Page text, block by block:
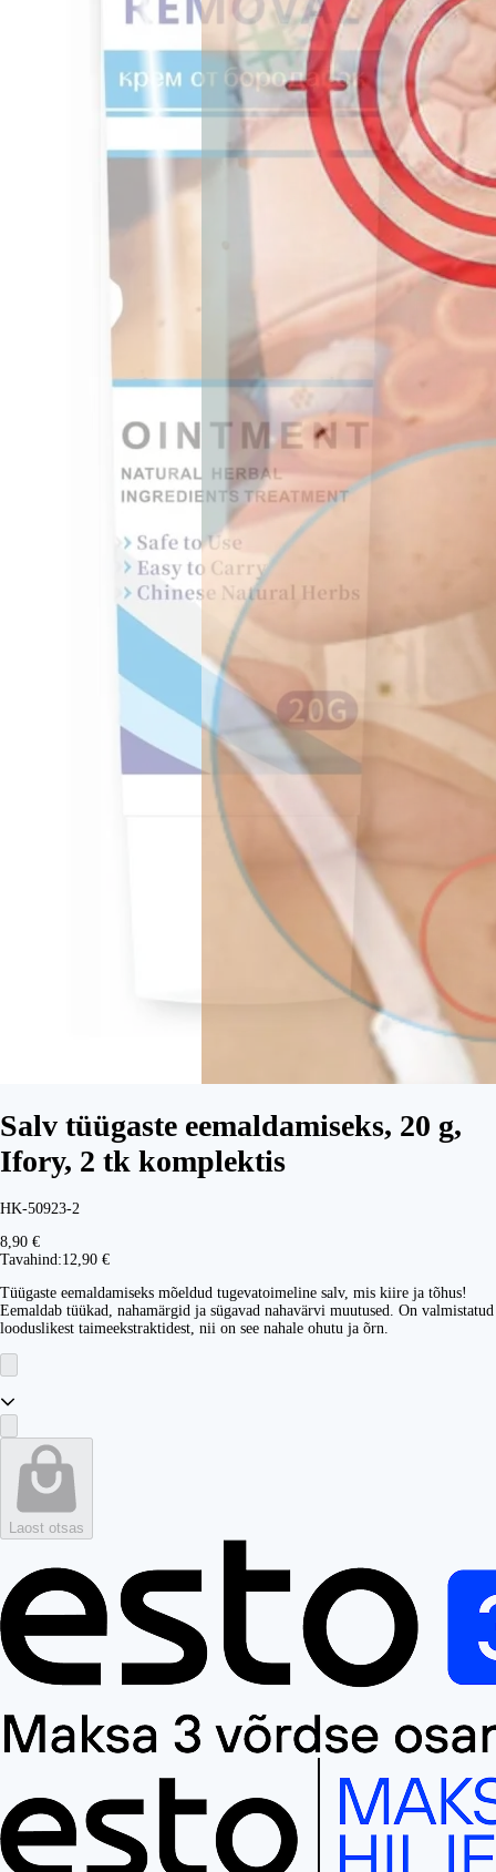
Salv tüügaste eemaldamiseks, 20 g,
Ifory, 2 tk komplektis
HK-50923-2
8,90 €
Tavahind:12,90 €
Tüügaste eemaldamiseks mõeldud tugevatoimeline salv, mis kiire ja tõhus!
Eemaldab tüükad, nahamärgid ja sügavad nahavärvi muutused. On valmistatud
looduslikest taimeekstraktidest, nii on see nahale ohutu ja õrn.
Laost otsas